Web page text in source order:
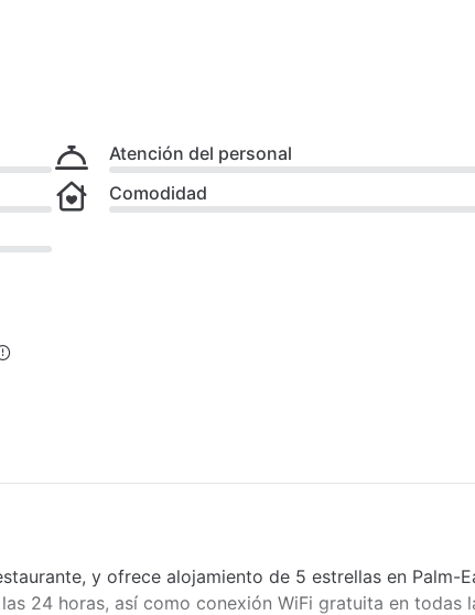
Atención del personal
Comodidad
y ofrece alojamiento de 5 estrellas en Palm-
24 horas, así como conexión WiFi gratuita en todas